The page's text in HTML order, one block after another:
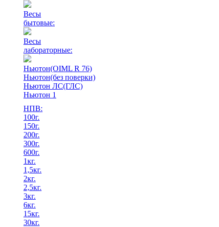
Весы
бытовые:
Весы
лабораторные:
Ньютон(OIML R 76)
Ньютон(без поверки)
Ньютон ЛС(ГЛС)
Ньютон 1
НПВ:
100г.
150г.
200г.
300г.
600г.
1кг.
1,5кг.
2кг.
2,5кг.
3кг.
6кг.
15кг.
30кг.